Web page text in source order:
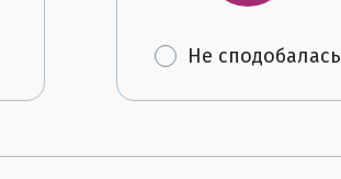
Не сподобалась